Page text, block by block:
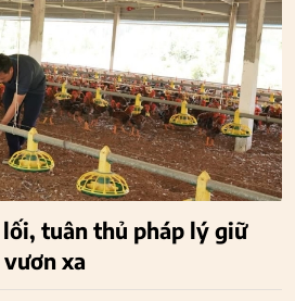
tuân thủ pháp lý giữ
xa